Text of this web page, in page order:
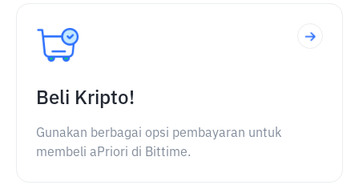
Beli Kripto!
Gunakan berbagai opsi pembayaran untuk
membeli aPriori di Bittime.